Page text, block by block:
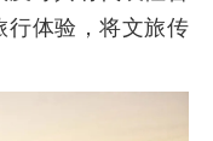
体验，将文旅传